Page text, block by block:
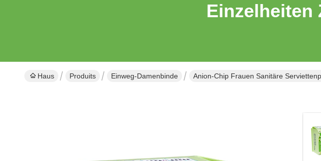
Einzelheiten
Haus Produits Einweg-Damenbinde Anion-Chip Frauen Sanitäre